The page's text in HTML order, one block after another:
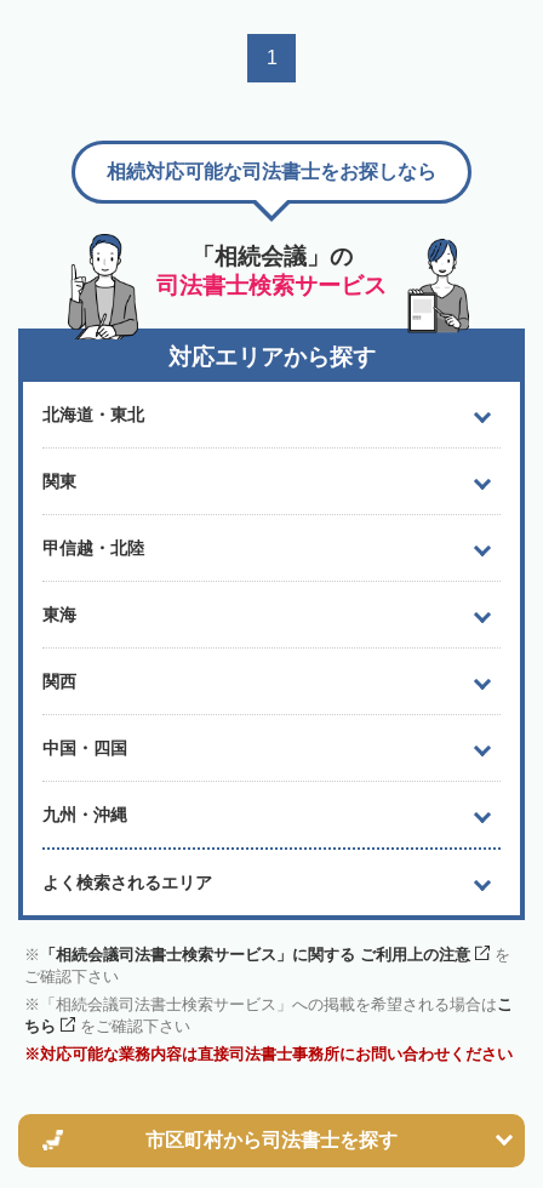
1
「相続会議」の
司法書士検索サービス
相続対応可能な司法書士をお探しなら
対応エリアから探す
北海道・東北
関東
甲信越・北陸
東海
関西
中国・四国
九州・沖縄
よく検索されるエリア
「相続会議司法書士検索サービス」に関する ご利用上の注意
を
ご確認下さい
「相続会議司法書士検索サービス」への掲載を希望される場合はこ
ちら
をご確認下さい
対応可能な業務内容は直接司法書士事務所にお問い合わせください
市区町村から司法書士を探す